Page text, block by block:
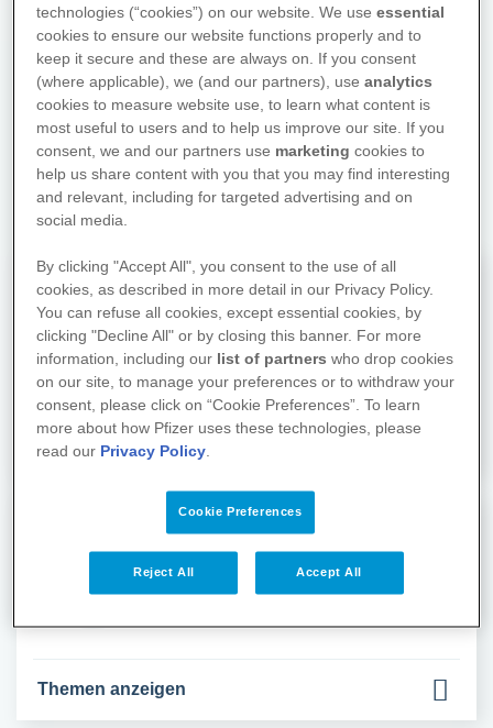
Hier finden Sie Antworten und
Anregungen auf Ihrem Weg in
die Rauchfreiheit, die alle
wichtigen Bereiche des
täglichen Lebens abdecken.
Motivation für die
Rauchfreiheit
Warum sollte ich mit dem Rauchen
aufhören?
Themen anzeigen
Rauchstopp
Welche Aufhörmethoden gibt es?
Themen anzeigen
technologies (“cookies”) on our website. We useessential
cookies to ensure our website functions properly and to
keep it secure and these are always on. If you consent
(where applicable), we (and our partners), useanalytics
cookies to measure website use, to learn what content is
most useful to users and to help us improve our site. If you
consent, we and our partners use marketing cookies to
help us share content with you that you may find interesting
and relevant, including for targeted advertising and on
social media.
By clicking "Accept All", you consent to the use of all
cookies, as described in more detail in our Privacy Policy.
You can refuse all cookies, except essential cookies, by
clicking "Decline All" or by closing this banner. For more
information, including our list of partners who drop cookies
on our site, to manage your preferences or to withdraw your
consent, please click on “Cookie Preferences”. To learn
more about how Pfizer uses these technologies, please
read our Privacy Policy.
Cookie Preferences
Reject All Accept All